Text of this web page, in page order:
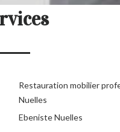
Restauration mobilier
Nuelles
Ebeniste Nuelles